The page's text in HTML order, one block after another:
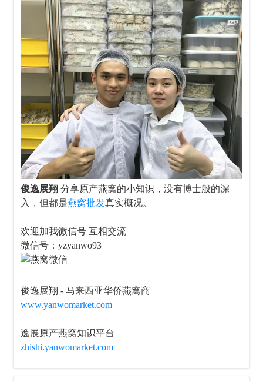
俊逸展翔 分享原产燕窝的小知识，没有博士般的深
入，但都是燕窝批发真实概况。
欢迎加我微信号 互相交流
微信号：yzyanwo93
俊逸展翔 - 马来西亚华侨燕窝商
www.yanwomarket.com
逸展原产燕窝知识平台
zhishi.yanwomarket.com